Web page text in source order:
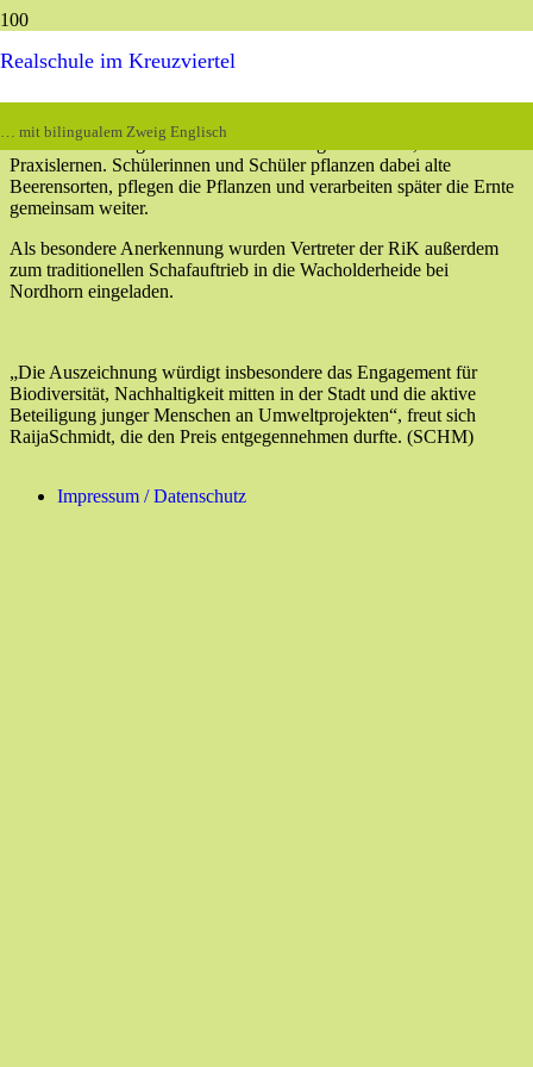
Realschule im Kreuzviertel
… mit bilingualem Zweig Englisch
Förderung der Biodiversität wurde mit einem
Die Initiative
von dem Lehrkräfte-Team Axel Krois und Raija
Schmidtüberzeugte durch die Verbindung von Natur-, Umwelt- und
Praxislernen. Schülerinnen und Schüler pflanzen dabei alte
Beerensorten, pflegen die Pflanzen und verarbeiten später die Ernte
gemeinsam weiter.
Als besondere Anerkennung wurden Vertreter der RiK außerdem
zum traditionellen Schafauftrieb in die Wacholderheide bei
Nordhorn eingeladen.
„Die Auszeichnung würdigt insbesondere das Engagement für
Biodiversität, Nachhaltigkeit mitten in der Stadt und die aktive
Beteiligung junger Menschen an Umweltprojekten“, freut sich
RaijaSchmidt, die den Preis entgegennehmen durfte. (SCHM)
Impressum / Datenschutz